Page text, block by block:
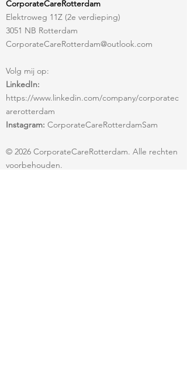
CorporateCareRotterdam
Elektroweg 11Z (2e verdieping)
3051 NB Rotterdam
CorporateCareRotterdam@outlook.com
Volg mij op:
LinkedIn:
https://www.linkedin.com/company/corporatec
arerotterdam
Instagram: CorporateCareRotterdamSam
© 2026 CorporateCareRotterdam. Alle rechten
voorbehouden.